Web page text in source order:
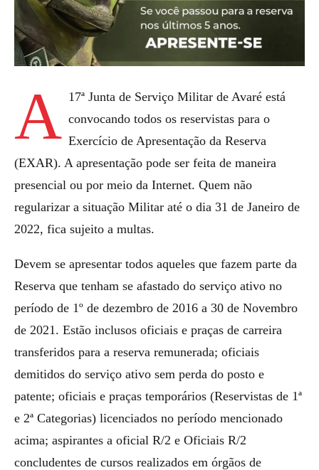
A 17ª Junta de Serviço Militar de Avaré está
convocando todos os reservistas para o
Exercício de Apresentação da Reserva
(EXAR). A apresentação pode ser feita de maneira
presencial ou por meio da Internet. Quem não
regularizar a situação Militar até o dia 31 de Janeiro de
2022, fica sujeito a multas.
Devem se apresentar todos aqueles que fazem parte da
Reserva que tenham se afastado do serviço ativo no
período de 1º de dezembro de 2016 a 30 de Novembro
de 2021. Estão inclusos oficiais e praças de carreira
transferidos para a reserva remunerada; oficiais
demitidos do serviço ativo sem perda do posto e
patente; oficiais e praças temporários (Reservistas de 1ª
e 2ª Categorias) licenciados no período mencionado
acima; aspirantes a oficial R/2 e Oficiais R/2
concludentes de cursos realizados em órgãos de